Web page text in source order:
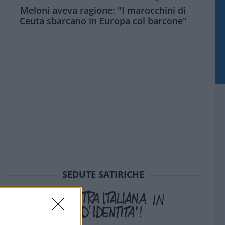
Meloni aveva ragione: "I marocchini di
Ceuta sbarcano in Europa col barcone"
SEDUTE SATIRICHE